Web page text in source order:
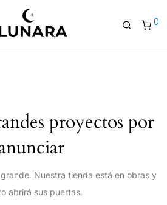
0
proyectos por
Nuestra tienda está en obras y
abrirá sus puertas.